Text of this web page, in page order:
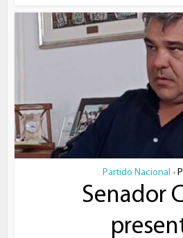
Partido Nacional •
Senador